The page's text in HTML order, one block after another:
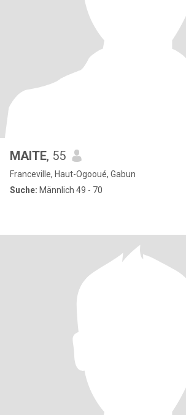
MAITE, 55
Franceville, Haut-Ogooué, Gabun
Suche: Männlich 49 - 70